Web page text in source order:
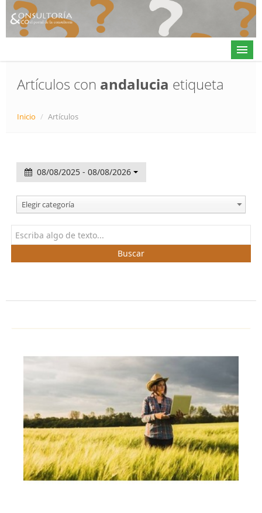
Contacto
𝕏
Artículos con andalucia etiqueta
Inicio / Artículos
08/08/2025 - 08/08/2026
Elegir categoría
Buscar